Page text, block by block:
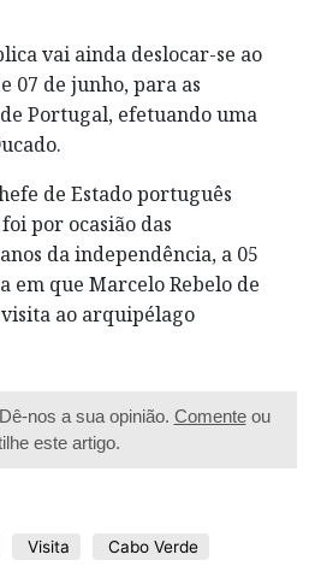
vai ainda deslocar-se ao
07 de junho, para as
Portugal, efetuando uma
de Estado português
por ocasião das
da independência, a 05
em que Marcelo Rebelo de
ao arquipélago
nos a sua opinião. Comenteou
este artigo.
Visita Cabo Verde